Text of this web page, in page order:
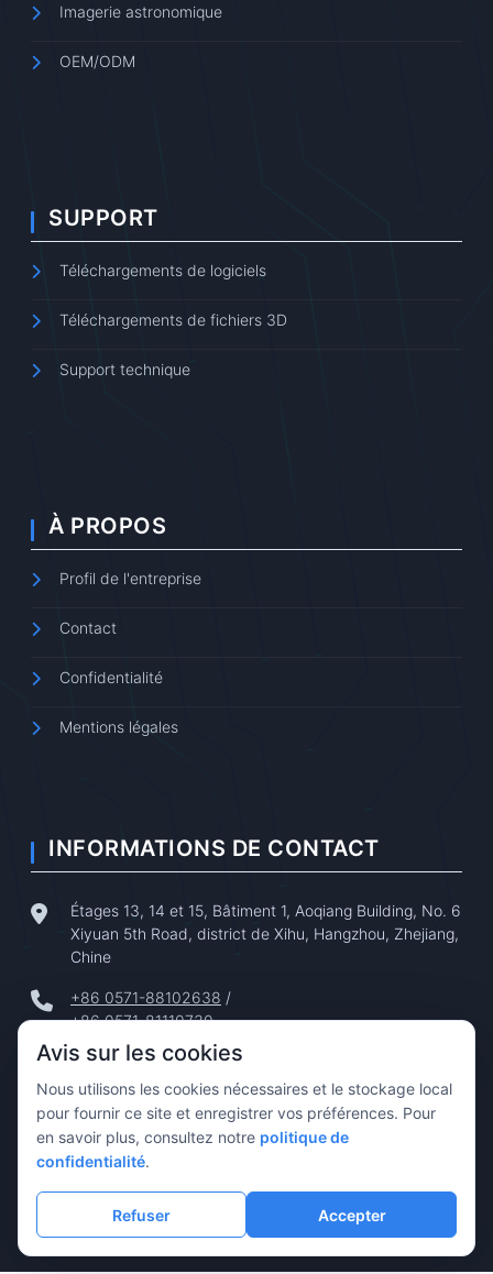
Imagerie astronomique
OEM/ODM
SUPPORT
Téléchargements de logiciels
Téléchargements de fichiers 3D
Support technique
À PROPOS
Profil de l'entreprise
Contact
Confidentialité
Mentions légales
INFORMATIONS DE CONTACT
Étages 13, 14 et 15, Bâtiment 1, Aoqiang Building, No. 6
Xiyuan 5th Road, district de Xihu, Hangzhou, Zhejiang,
Chine
+86 0571-88102638 /
+86 0571-81110730
+86 0571-86683738/
+86 180-5878-0750
tphz@touptek.com
support@touptek.com
Avis sur les cookies
Nous utilisons les cookies nécessaires et le stockage local
pour fournir ce site et enregistrer vos préférences. Pour
en savoir plus, consultez notre politique de
confidentialité.
Refuser Accepter